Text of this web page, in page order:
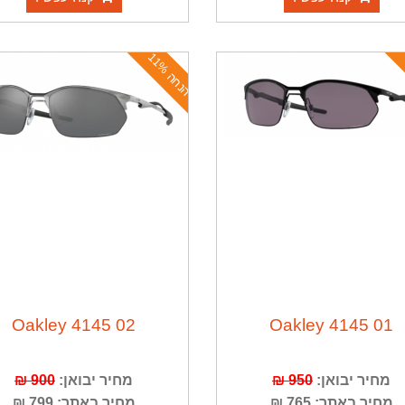
Oakley 4145 01
מחיר יבואן: 950 ₪
ה
נ
ח
ה
1
1
%
Oakley 4145 02
מחיר יבואן: 900 ₪